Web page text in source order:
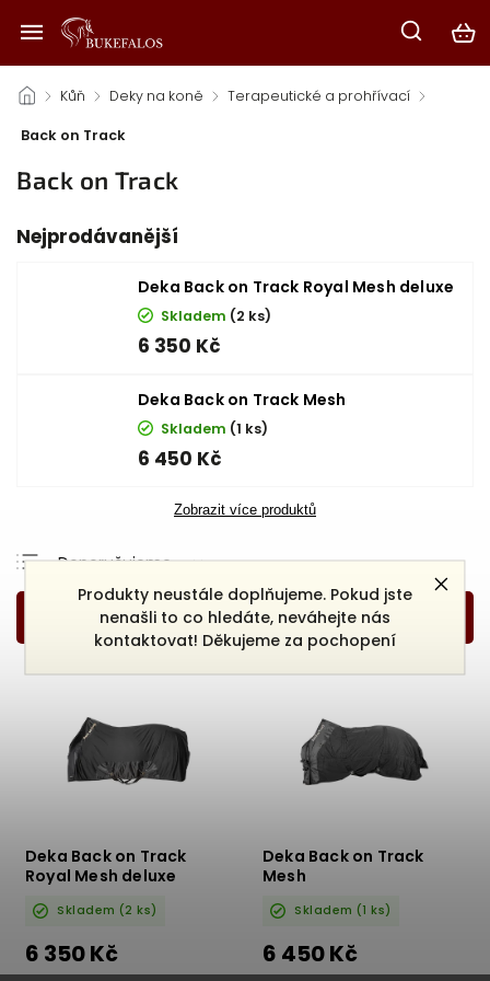
Produkty neustále doplňujeme. Pokud jste
nenašli to co hledáte, neváhejte nás
kontaktovat! Děkujeme za pochopení
/ Kůň / Deky na koně / Terapeutické a prohřívací /
Back on Track
Back on Track
Nejprodávanější
Deka Back on Track Royal Mesh deluxe
Skladem (2 ks)
6 350 Kč
Deka Back on Track Mesh
Skladem (1 ks)
6 450 Kč
Zobrazit více produktů
Doporučujeme
Nejlevnější
Nejdražší
Deka Back on Track
Royal Mesh deluxe
Skladem (2 ks)
6 350 Kč
Deka Back on Track
Mesh
Skladem (1 ks)
6 450 Kč